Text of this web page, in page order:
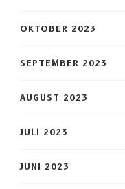
OKTOBER 2023
SEPTEMBER 2023
AUGUST 2023
JULI 2023
JUNI 2023